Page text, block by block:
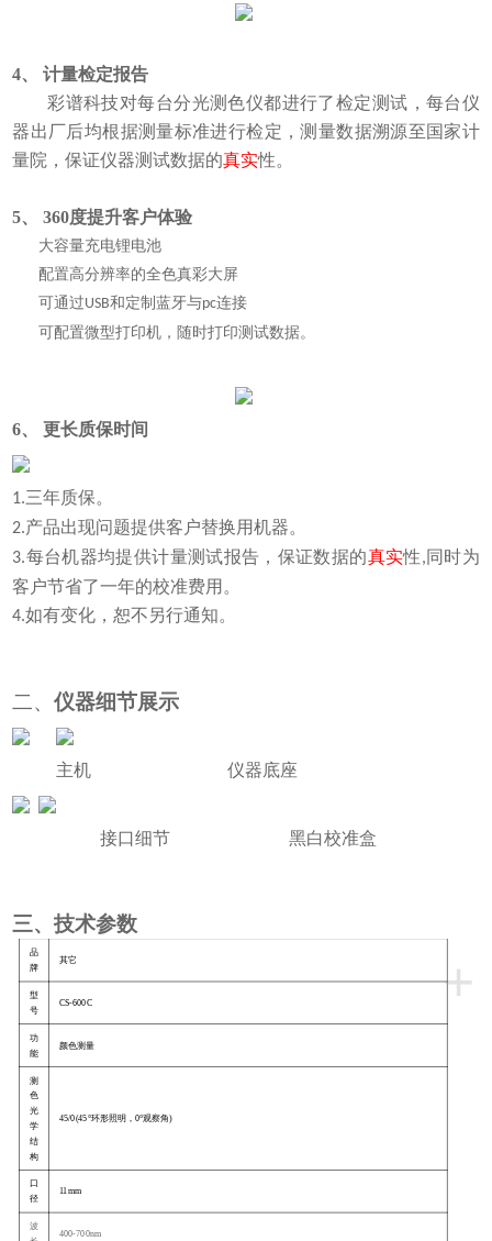
4、 计量检定报告
彩谱科技对每台分光测色仪都进行了检定测试，每台仪
器出厂后均根据测量标准进行检定，测量数据溯源至国家计
量院，保证仪器测试数据的真实性。
5、 360度提升客户体验
大容量充电锂电池
配置高分辨率的全色真彩大屏
可通过USB和定制蓝牙与pc连接
可配置微型打印机，随时打印测试数据。
6、 更长质保时间
1.三年质保。
2.产品出现问题提供客户替换用机器。
3.每台机器均提供计量测试报告，保证数据的真实性,同时为
客户节省了一年的校准费用。
4.如有变化，恕不另行通知。
二、仪器细节展示
主机 仪器底座
接口细节 黑白校准盒
三、技术参数
+
品
牌
其它
型
号
CS-600C
功
能
颜色测量
测
色
光
学
结
构
45/0(45°环形照明，0°观察角)
口
径
11mm
波
400-700nm